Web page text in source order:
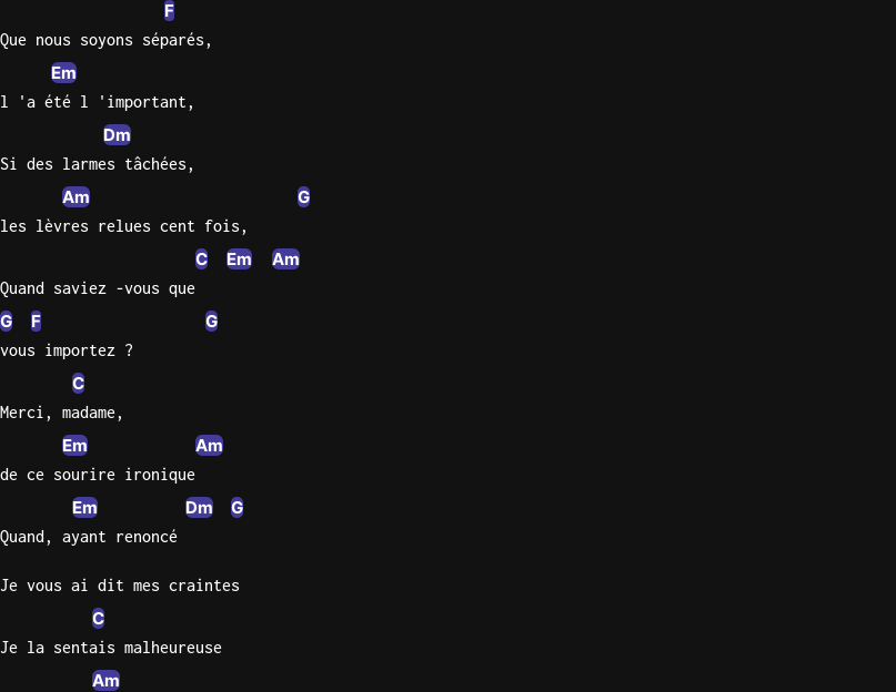
F
Que nous soyons séparés,
Em
l 'a été l 'important,
Dm
Si des larmes tâchées,
Am G
les lèvres relues cent fois,
C Em Am
Quand saviez -vous que
G F G
vous importez ?
C
Merci, madame,
Em Am
de ce sourire ironique
Em Dm G
Quand, ayant renoncé
Je vous ai dit mes craintes
C
Je la sentais malheureuse
Am